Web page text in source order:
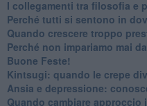
​I collegamenti tra filosofia e
​Perché tutti si sentono in
​Quando crescere troppo
​Perché non impariamo mai
​Buone Feste!
​Kintsugi: quando le crepe
Ansia e depressione:
Quando cambiare approccio